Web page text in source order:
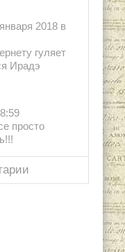
2018 в
гуляет
Ирадэ
просто